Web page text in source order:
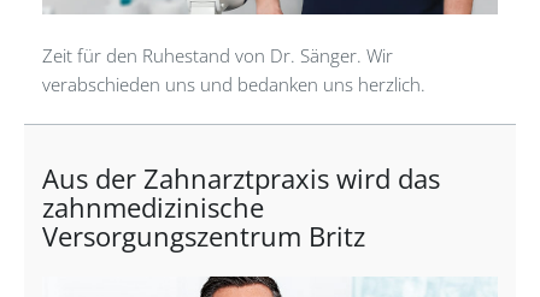
Zeit für den Ruhestand von Dr. Sänger. Wir
verabschieden uns und bedanken uns herzlich.
Aus der Zahnarztpraxis wird das
zahnmedizinische
Versorgungszentrum Britz